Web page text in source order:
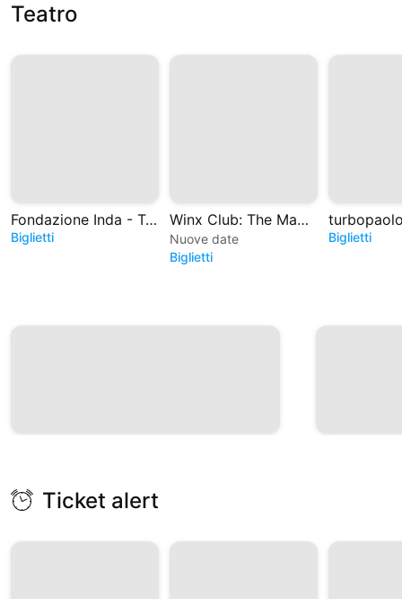
Teatro
Fondazione Inda - Teatro Greco di Siracusa
Biglietti
Winx Club: The Magic is back - Il Musical
Nuove date
Biglietti
Biglietti
Ticket alert